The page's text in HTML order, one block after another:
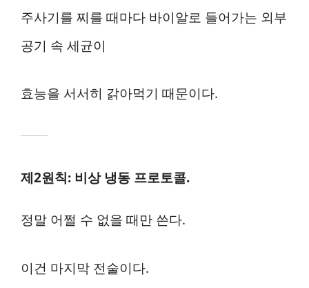
주사기를 찌를 때마다 바이알로 들어가는 외부
공기 속 세균이
효능을 서서히 갉아먹기 때문이다.
제2원칙: 비상 냉동 프로토콜.
정말 어쩔 수 없을 때만 쓴다.
이건 마지막 전술이다.